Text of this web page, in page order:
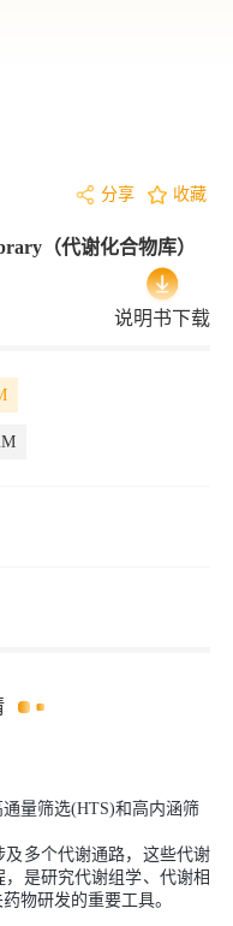
分享 收藏
（代谢化合物库）
说明书下载
量筛选(HTS)和高内涵筛
及多个代谢通路，这些代谢
是研究代谢组学、代谢相
物研发的重要工具。